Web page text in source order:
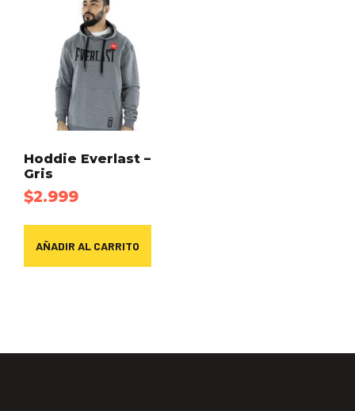
Hoddie Everlast –
Gris
$2.999
AÑADIR AL CARRITO